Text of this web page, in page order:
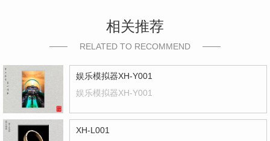
相关推荐
RELATED TO RECOMMEND
娱乐模拟器XH-Y001
娱乐模拟器XH-Y001
XH-L001